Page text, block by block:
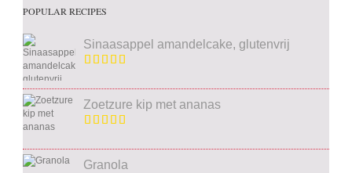
POPULAR RECIPES
Sinaasappel amandelcake, glutenvrij
Zoetzure kip met ananas
Granola